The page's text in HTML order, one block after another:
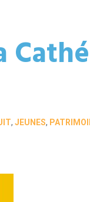
, JEUNES,